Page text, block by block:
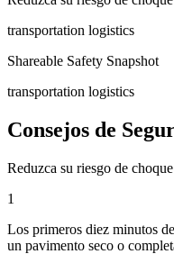
transportation logistics
Shareable Safety Snapshot
transportation logistics
Consejos de
Reduzca su riesgo de
1
Los primeros diez minutos
un pavimento seco o